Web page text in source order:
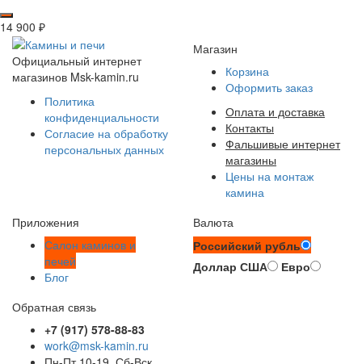
14 900 ₽
Официальный интернет
магазинов Msk-kamin.ru
Политика
конфиденциальности
Согласие на обработку
персональных данных
Магазин
Корзина
Оформить заказ
Оплата и доставка
Контакты
Фальшивые интернет
магазины
Цены на монтаж
камина
Приложения
Салон каминов и
печей
Блог
Валюта
Российский рубль
Доллар США
Евро
Обратная связь
+7 (917) 578-88-83
work@msk-kamin.ru